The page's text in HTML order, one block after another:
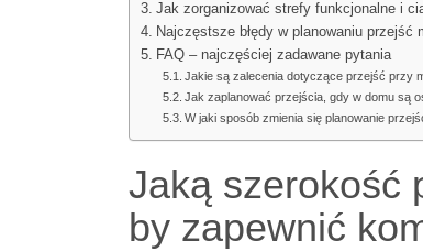
Jak zorganizować strefy funkcjonalne i
Najczęstsze błędy w planowaniu
FAQ – najczęściej zadawane pytania
Jakie są zalecenia dotyczące przejść przy
Jak zaplanować przejścia, gdy w domu są
W jaki sposób zmienia się planowanie
Jaką szerokość
by zapewnić